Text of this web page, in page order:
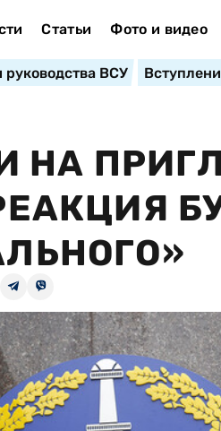
Статьи Фото и видео
руководства ВСУ
НА